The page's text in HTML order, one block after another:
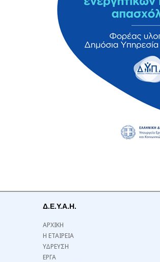
Δ.Ε.Υ.Α.Η.
ΑΡΧΙΚΗ
Η ΕΤΑΙΡΕΙΑ
ΥΔΡΕΥΣΗ
ΕΡΓΑ